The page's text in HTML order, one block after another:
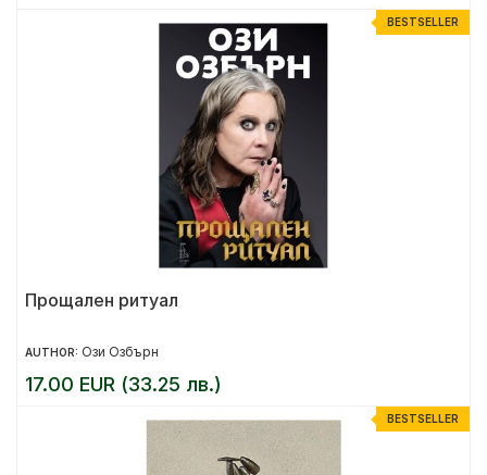
BESTSELLER
Прощален ритуал
AUTHOR: Ози Озбърн
17.00 EUR (33.25 лв.)
BESTSELLER